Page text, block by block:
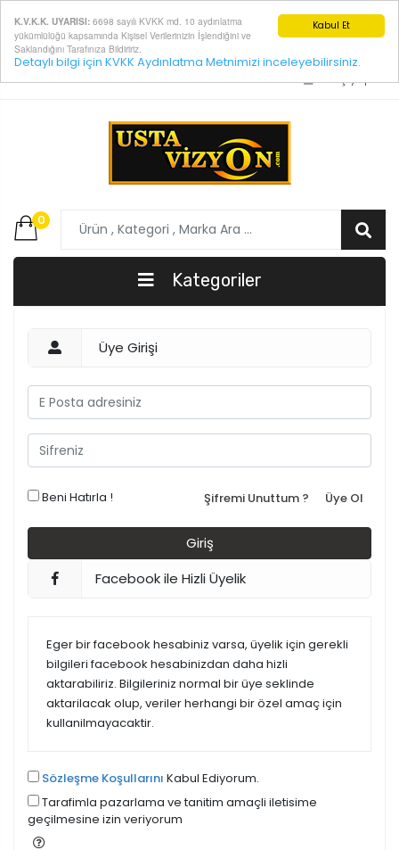
Kabul Et
K.V.K.K. UYARISI: 6698 sayılı KVKK md. 10 aydınlatma
yükümlülüğü kapsamında Kişisel Verilerinizin İşlendiğini ve
Saklandığını Tarafınıza Bildiririz.
Detaylı bilgi için KVKK Aydınlatma Metnimizi inceleyebilirsiniz.
Giriş yap
0
Kategoriler
Üye Girişi
Beni Hatırla ! Üye Ol
Şifremi Unuttum ?
Facebook ile Hizli Üyelik
Eger bir facebook hesabiniz varsa, üyelik için gerekli
bilgileri facebook hesabinizdan daha hizli
aktarabiliriz. Bilgileriniz normal bir üye seklinde
aktarilacak olup, veriler herhangi bir özel amaç için
kullanilmayacaktir.
Sözleşme Koşullarını Kabul Ediyorum.
Tarafimla pazarlama ve tanitim amaçli iletisime
geçilmesine izin veriyorum